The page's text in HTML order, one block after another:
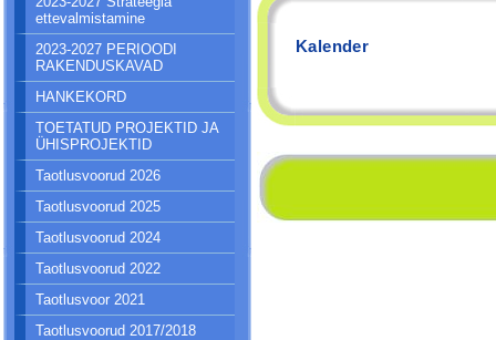
ettevalmistamine
2023-2027 PERIOODI
RAKENDUSKAVAD
HANKEKORD
TOETATUD PROJEKTID JA
ÜHISPROJEKTID
Taotlusvoorud 2026
Taotlusvoorud 2025
Taotlusvoorud 2024
Taotlusvoorud 2022
Taotlusvoor 2021
Taotlusvoorud 2017/2018
Kalender